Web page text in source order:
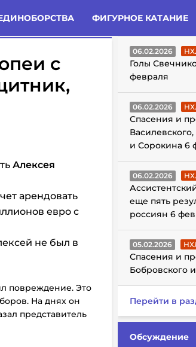
ФИГУРНОЕ КАТАНИЕ
с
Алексея
арендовать
евро с
не был в
повреждение. Это
На днях он
представитель
ГОЛЫ С
06.02.2026
Голы
февраля
06.02.2026
Спасения и
и Сорокина 6
06.02.2026
еще пять
россиян 6
05.02.2026
Спасения и
Бобровского
Перейти в
Обсуждение